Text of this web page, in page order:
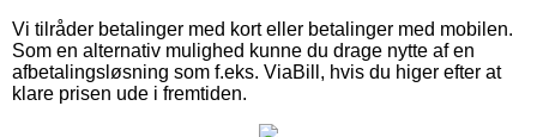
Vi tilråder betalinger med kort eller betalinger med mobilen.
Som en alternativ mulighed kunne du drage nytte af en
afbetalingsløsning som f.eks. ViaBill, hvis du higer efter at
klare prisen ude i fremtiden.